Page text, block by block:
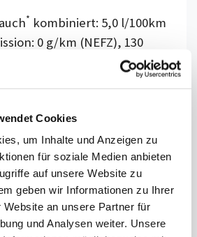
Cookies
um Inhalte und Anzeigen zu
für soziale Medien anbieten
auf unsere Website zu
geben wir Informationen zu Ihrer
Website an unsere Partner für
und Analysen weiter. Unsere
* kombiniert: 5,0 l/100km
0 g/km (NEFZ), 130